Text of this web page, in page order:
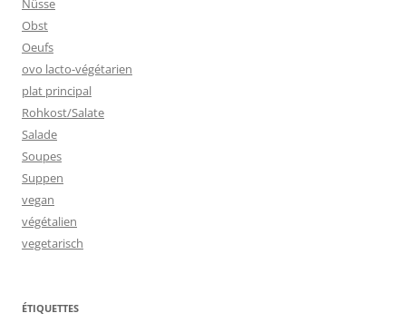
Nüsse
Obst
Oeufs
ovo lacto-végétarien
plat principal
Rohkost/Salate
Salade
Soupes
Suppen
vegan
végétalien
vegetarisch
ÉTIQUETTES